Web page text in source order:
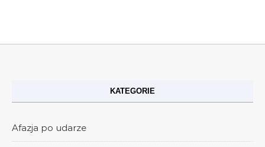
KATEGORIE
Afazja po udarze